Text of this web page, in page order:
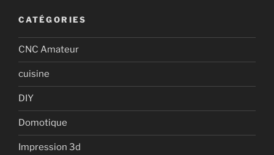
CATÉGORIES
CNC Amateur
cuisine
DIY
Domotique
Impression 3d